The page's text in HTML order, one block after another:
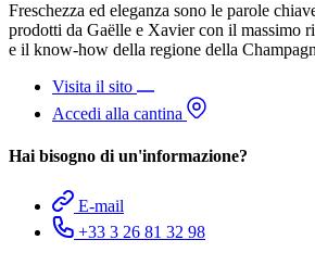
Freschezza ed eleganza sono le parole
prodotti da Gaëlle e Xavier con il massimo
e il know-how della regione della
Visita il sito
Accedi alla cantina
Hai bisogno di un'informazione?
E-mail
+33 3 26 81 32 98